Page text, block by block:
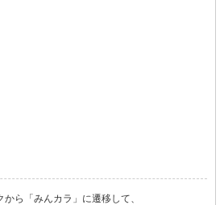
から「みんカラ」に遷移して、